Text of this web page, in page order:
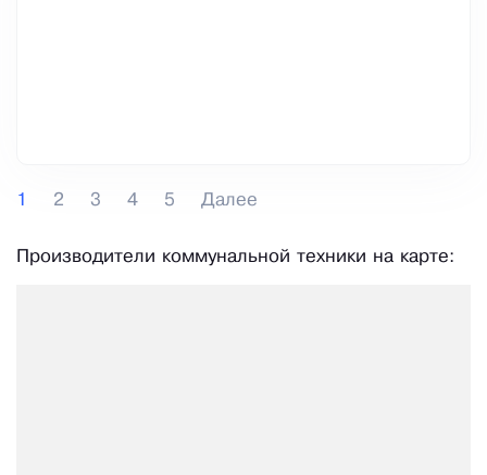
1 2 3 4 5 Далее
Производители коммунальной техники на карте: